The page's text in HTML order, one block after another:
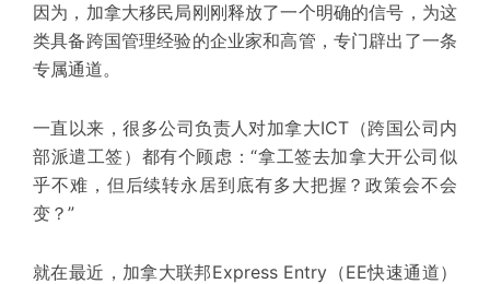
因为，加拿大移民局刚刚释放了一个明确的信号，为这
类具备跨国管理经验的企业家和高管，专门辟出了一条
专属通道。
一直以来，很多公司负责人对加拿大ICT（跨国公司内
部派遣工签）都有个顾虑：“拿工签去加拿大开公司似
乎不难，但后续转永居到底有多大把握？政策会不会
变？”
就在最近，加拿大联邦Express Entry（EE快速通道）